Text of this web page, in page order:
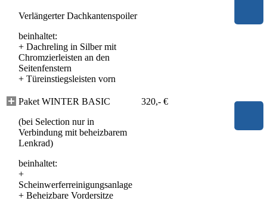
Verlängerter Dachkantenspoiler
beinhaltet:
+ Dachreling in Silber mit
Chromzierleisten an den
Seitenfenstern
+ Türeinstiegsleisten vorn
Paket WINTER BASIC
(bei Selection nur in
Verbindung mit beheizbarem
Lenkrad)
beinhaltet:
+
Scheinwerferreinigungsanlage
+ Beheizbare Vordersitze
320,- €